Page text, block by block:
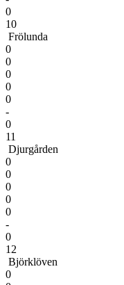
0
10
Frölunda
0
0
0
0
0
-
0
11
Djurgården
0
0
0
0
0
-
0
12
Björklöven
0